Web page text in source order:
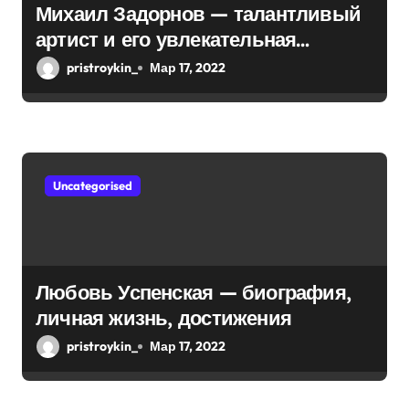
я
м
Михаил Задорнов — талантливый
артист и его увлекательная
биография — выдающиеся
pristroykin_ Мар 17, 2022
Uncategorised
Любовь Успенская — биография,
личная жизнь, достижения
pristroykin_ Мар 17, 2022